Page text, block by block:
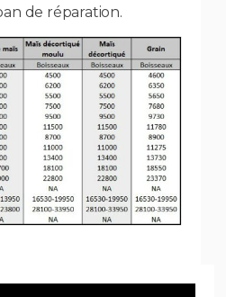
de réparation.